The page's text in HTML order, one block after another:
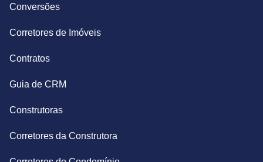
Conversões
Corretores de Imóveis
Contratos
Guia de CRM
Construtoras
Corretores da Construtora